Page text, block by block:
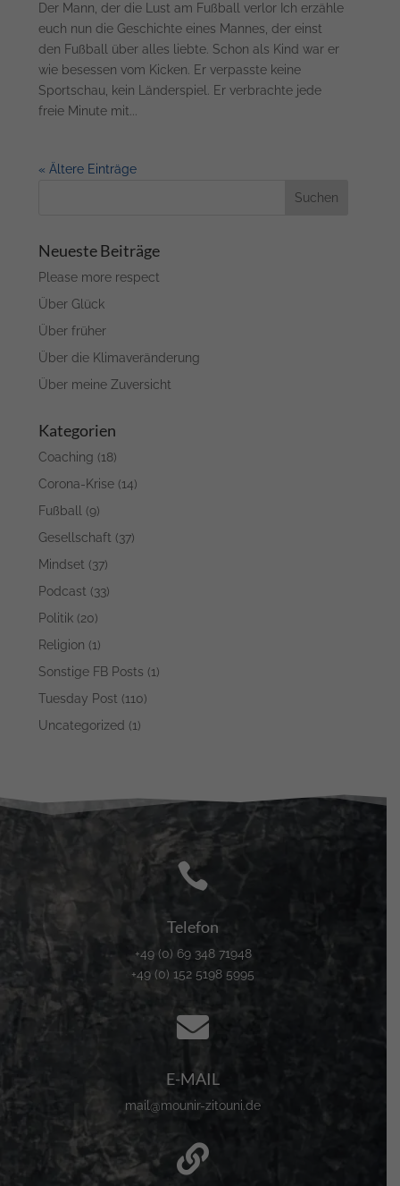
Der Mann, der die Lust am Fußball verlor Ich erzähle
euch nun die Geschichte eines Mannes, der einst
den Fußball über alles liebte. Schon als Kind war er
wie besessen vom Kicken. Er verpasste keine
Sportschau, kein Länderspiel. Er verbrachte jede
freie Minute mit...
« Ältere Einträge
Neueste Beiträge
Please more respect
Über Glück
Über früher
Über die Klimaveränderung
Über meine Zuversicht
Kategorien
Coaching (18)
Corona-Krise (14)
Fußball
(9)
Gesellschaft (37)
Mindset (37)
Podcast (33)
Politik (20)
Religion (1)
Sonstige FB Posts (1)
Tuesday Post (110)
Uncategorized (1)

Telefon
+49 (0) 69 348 71948
+49 (0) 152 5198 5995

E-MAIL
mail@mounir-zitouni.de
